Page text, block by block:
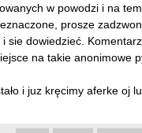
w powodzi i na
prosze
sie dowiedzieć.
na takie anonimowe
i juz kręcimy aferke oj